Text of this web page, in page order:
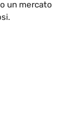
un mercato